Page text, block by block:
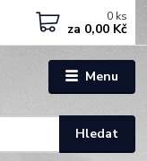
Menu
Hledat
0 ks
za 0,00 Kč